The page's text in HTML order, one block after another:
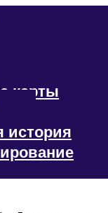
карты
история